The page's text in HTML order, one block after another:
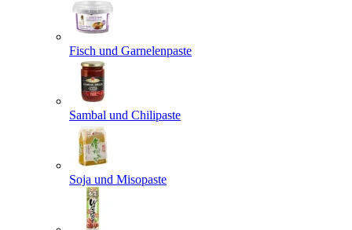
Fisch und Garnelenpaste
Sambal und Chilipaste
Soja und Misopaste